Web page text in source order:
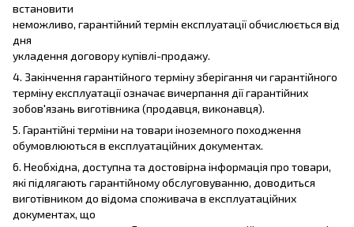
встановити
неможливо, гарантійний термін експлуатації обчислюється від
дня
укладення договору купівлі-продажу.
4. Закінчення гарантійного терміну зберігання чи гарантійного
терміну експлуатації означає вичерпання дії гарантійних
зобов'язань виготівника (продавця, виконавця).
5. Гарантійні терміни на товари іноземного походження
обумовлюються в експлуатаційних документах.
6. Необхідна, доступна та достовірна інформація про товари,
які підлягають гарантійному обслуговуванню, доводиться
виготівником до відома споживача в експлуатаційних
документах, що